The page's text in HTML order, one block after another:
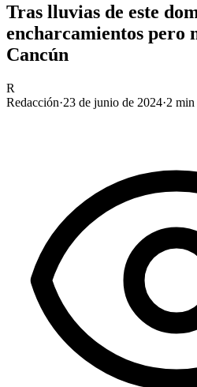
Tras lluvias de este
encharcamientos pero
Cancún
R
Redacción·23 de junio de 2024·2 min